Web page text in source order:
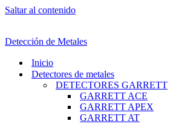
Saltar al contenido
Detección de Metales
Inicio
Detectores de metales
DETECTORES GARRETT
GARRETT ACE
GARRETT APEX
GARRETT AT